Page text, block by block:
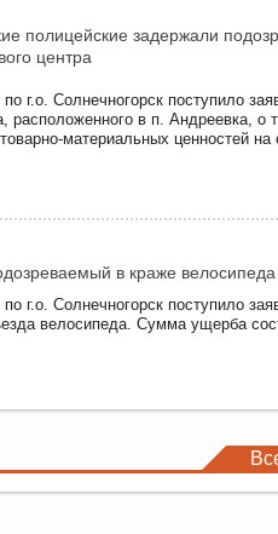
полицейские задержали
центра
г.о. Солнечногорск поступило
расположенного в п. Андреевка, о
материальных ценностей
в краже велосипеда
г.о. Солнечногорск поступило
велосипеда. Сумма ущерба